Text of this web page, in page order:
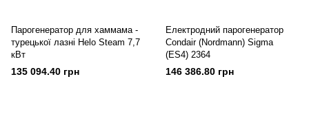
Парогенератор для хаммама -
турецької лазні Helo Steam 7,7
кВт
135 094.40 грн
Електродний парогенератор
Condair (Nordmann) Sigma
(ES4) 2364
146 386.80 грн